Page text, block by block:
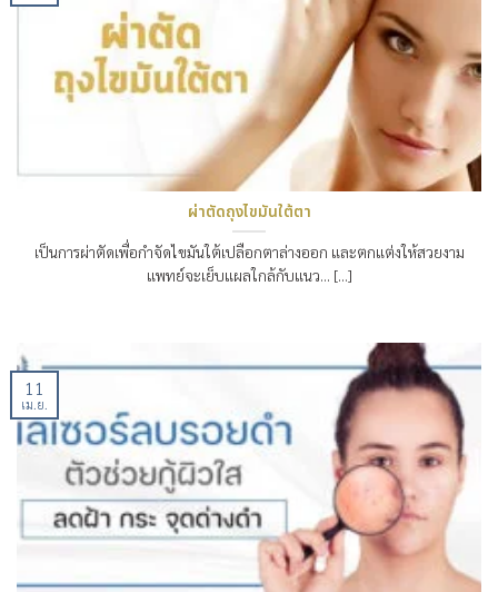
ผ่าตัดถุงไขมันใต้ตา
เป็นการผ่าตัดเพื่อกำจัดไขมันใต้เปลือกตาล่างออก และตกแต่งให้สวยงาม
แพทย์จะเย็บแผลใกล้กับแนว… [...]
11
เม.ย.